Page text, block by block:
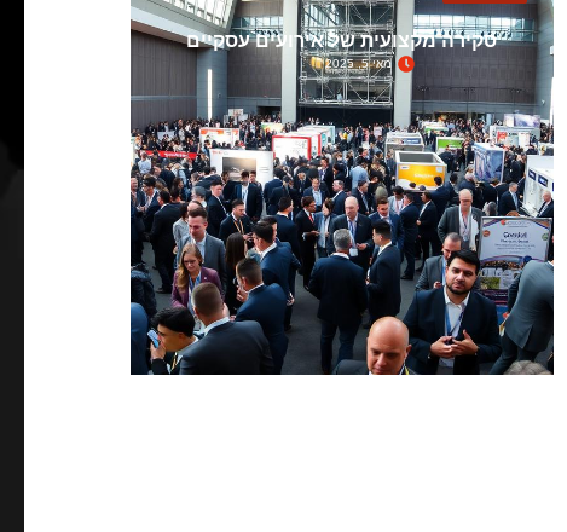
סקירה מקצועית של אירועים עסקיים
מאי 5, 2025